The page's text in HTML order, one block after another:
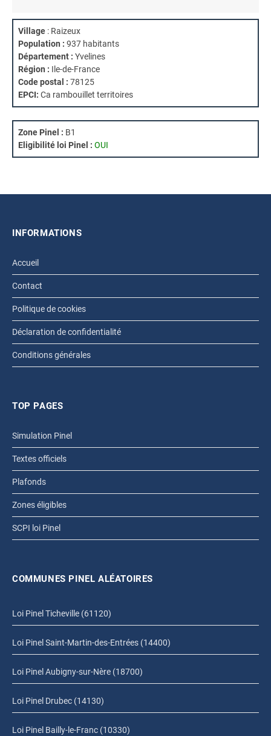
Village : Raizeux
Population : 937 habitants
Département : Yvelines
Région : Ile-de-France
Code postal : 78125
EPCI: Ca rambouillet territoires
Zone Pinel : B1
Eligibilité loi Pinel : OUI
INFORMATIONS
Accueil
Contact
Politique de cookies
Déclaration de confidentialité
Conditions générales
TOP PAGES
Simulation Pinel
Textes officiels
Plafonds
Zones éligibles
SCPI loi Pinel
COMMUNES PINEL ALÉATOIRES
Loi Pinel Ticheville (61120)
Loi Pinel Saint-Martin-des-Entrées (14400)
Loi Pinel Aubigny-sur-Nère (18700)
Loi Pinel Drubec (14130)
Loi Pinel Bailly-le-Franc (10330)